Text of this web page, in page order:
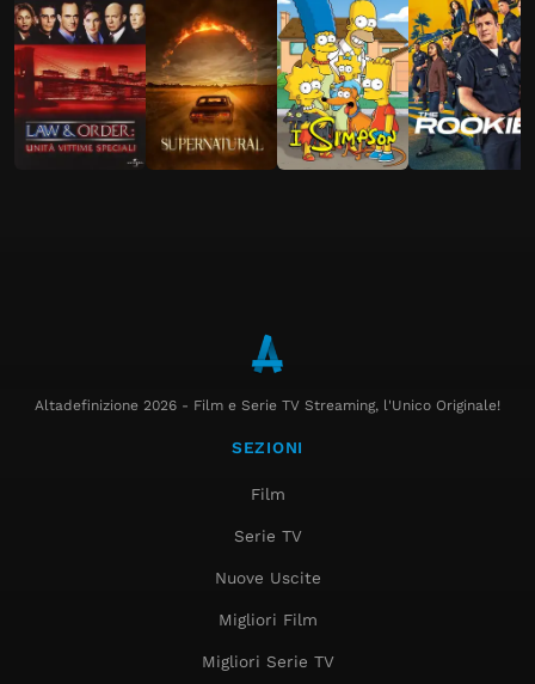
Altadefinizione 2026 - Film e Serie TV Streaming, l'Unico Originale!
SEZIONI
Film
Serie TV
Nuove Uscite
Migliori Film
Migliori Serie TV